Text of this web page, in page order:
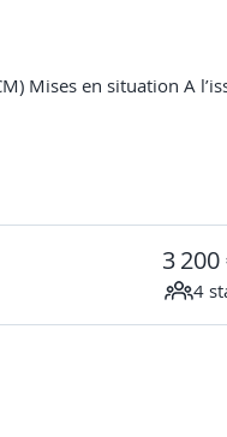
Mises en situation A
3
4